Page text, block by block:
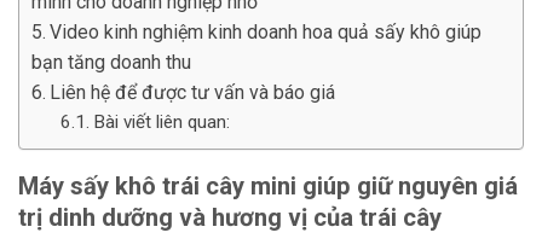
Video kinh nghiệm kinh doanh hoa quả sấy khô giúp
bạn tăng doanh thu
Liên hệ để được tư vấn và báo giá
Bài viết liên quan:
Máy sấy khô trái cây mini giúp giữ nguyên giá
trị dinh dưỡng và hương vị của trái cây